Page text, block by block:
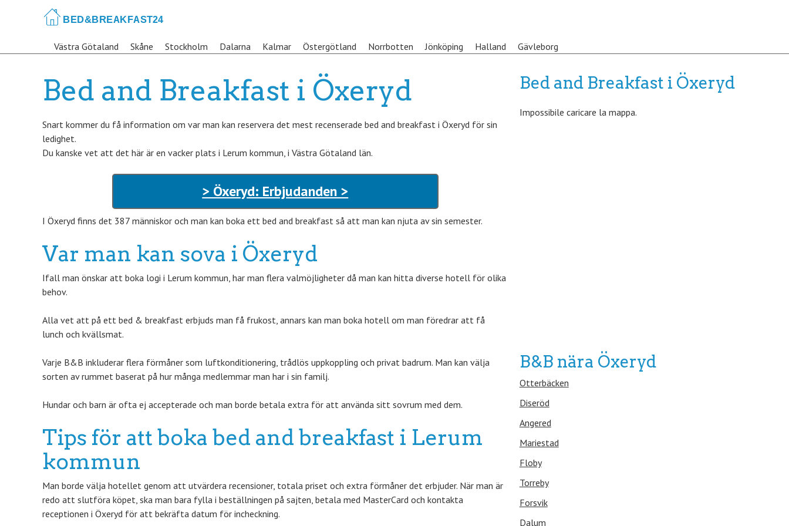
Västra Götaland Skåne Stockholm Dalarna Kalmar Östergötland Norrbotten Jönköping Halland Gävleborg
Bed and Breakfast i Öxeryd
Snart kommer du få information om var man kan reservera det mest recenserade bed and breakfast i Öxeryd för sin
ledighet.
Du kanske vet att det här är en vacker plats i Lerum kommun, i Västra Götaland län.
> Öxeryd: Erbjudanden >
I Öxeryd finns det 387 människor och man kan boka ett bed and breakfast så att man kan njuta av sin semester.
Var man kan sova i Öxeryd
Ifall man önskar att boka logi i Lerum kommun, har man flera valmöjligheter då man kan hitta diverse hotell för olika
behov.
Alla vet att på ett bed & breakfast erbjuds man få frukost, annars kan man boka hotell om man föredrar att få
lunch och kvällsmat.
Varje B&B inkluderar flera förmåner som luftkonditionering, trådlös uppkoppling och privat badrum. Man kan välja
sorten av rummet baserat på hur många medlemmar man har i sin familj.
Hundar och barn är ofta ej accepterade och man borde betala extra för att använda sitt sovrum med dem.
Tips för att boka bed and breakfast i Lerum
kommun
Man borde välja hotellet genom att utvärdera recensioner, totala priset och extra förmåner det erbjuder. När man är
redo att slutföra köpet, ska man bara fylla i beställningen på sajten, betala med MasterCard och kontakta
receptionen i Öxeryd för att bekräfta datum för incheckning.
Bed and Breakfast i Öxeryd
Impossibile caricare la mappa.
B&B nära Öxeryd
Otterbäcken
Diseröd
Angered
Mariestad
Floby
Torreby
Forsvik
Dalum